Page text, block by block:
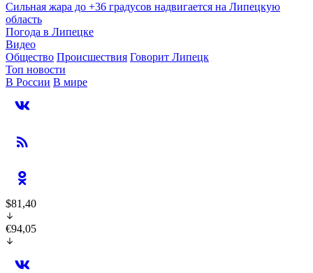
Сильная жара до +36 градусов надвигается на Липецкую
область
Погода в Липецке
Видео
Общество Происшествия Говорит Липецк
Топ новости
В России В мире
$81,40
€94,05